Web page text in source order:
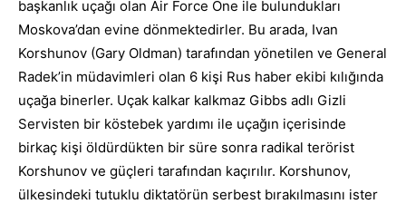
başkanlık uçağı olan Air Force One ile bulundukları
Moskova’dan evine dönmektedirler. Bu arada, Ivan
Korshunov (Gary Oldman) tarafından yönetilen ve General
Radek’in müdavimleri olan 6 kişi Rus haber ekibi kılığında
uçağa binerler. Uçak kalkar kalkmaz Gibbs adlı Gizli
Servisten bir köstebek yardımı ile uçağın içerisinde
birkaç kişi öldürdükten bir süre sonra radikal terörist
Korshunov ve güçleri tarafından kaçırılır. Korshunov,
ülkesindeki tutuklu diktatörün serbest bırakılmasını ister